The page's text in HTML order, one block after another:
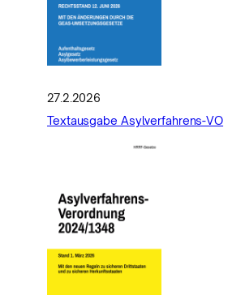
27.2.2026
Textausgabe Asylverfahrens-VO